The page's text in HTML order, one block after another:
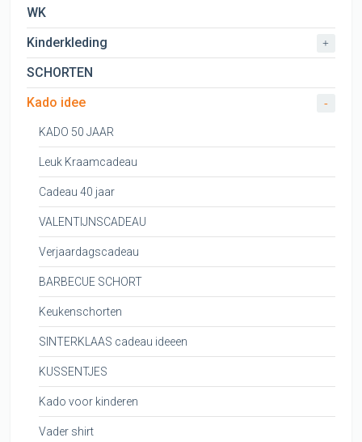
WK
Kinderkleding
+
SCHORTEN
Kado idee
-
KADO 50 JAAR
Leuk Kraamcadeau
Cadeau 40 jaar
VALENTIJNSCADEAU
Verjaardagscadeau
BARBECUE SCHORT
Keukenschorten
SINTERKLAAS cadeau ideeen
KUSSENTJES
Kado voor kinderen
Vader shirt